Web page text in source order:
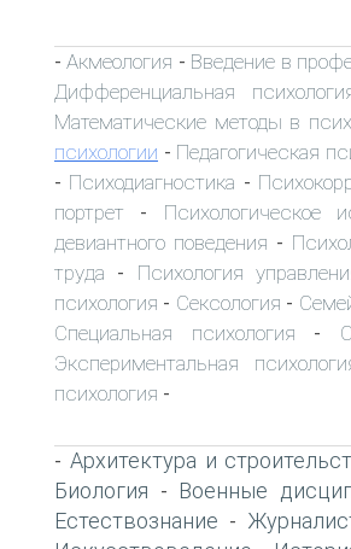
-Акмеология - Введение в
Дифференциальная
Математические методы в
психологии - Педагогическая
- Психодиагностика -
портрет - Психологическое
девиантного поведения -
труда - Психология
психология - Сексология -
Специальная психология -
Экспериментальная
психология -
- Архитектура и
Биология - Военные
Естествознание -